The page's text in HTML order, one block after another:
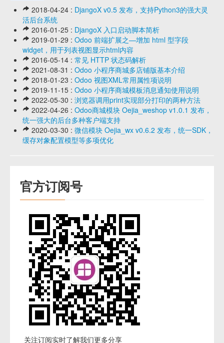
2018-04-24 : DjangoX v0.5 发布，支持Python3的强大灵
活后台系统
2016-01-25 : DjangoX 入口启动脚本简析
2019-01-29 : Odoo 前端扩展之—增加 html 型字段
widget，用于列表视图显示html内容
2016-05-14 : 常见 HTTP 状态码解析
2021-08-31 : Odoo 小程序商城多店铺版基本介绍
2018-01-23 : Odoo 视图XML常用属性项说明
2019-11-15 : Odoo 小程序商城模板消息通知使用说明
2022-05-30 : 浏览器调用print实现部分打印的两种方法
2022-04-26 : Odoo商城模块 Oejia_weshop v1.0.1 发布，
统一强大的后台多种客户端支持
2020-03-30 : 微信模块 Oejia_wx v0.6.2 发布，统一SDK，
缓存对象配置模型等多项优化
官方订阅号
关注订阅实时了解我们更多分享